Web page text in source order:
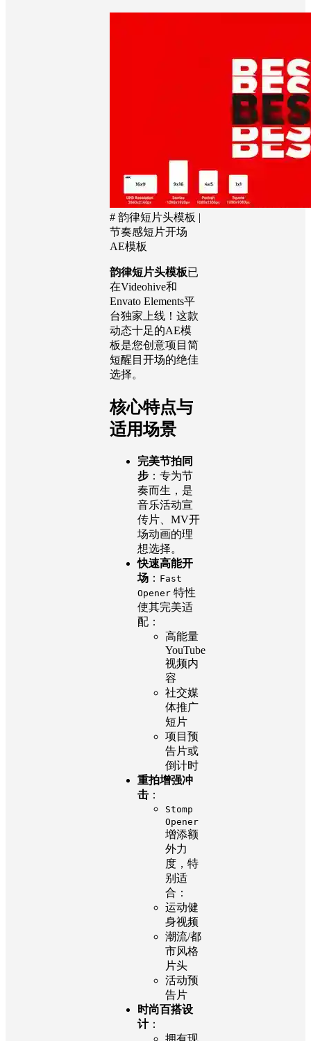
# 韵律短片头模板 |
节奏感短片开场
AE模板
韵律短片头模板已
在Videohive和
Envato Elements平
台独家上线！这款
动态十足的AE模
板是您创意项目简
短醒目开场的绝佳
选择。
核心特点与
适用场景
完美节拍同
步 ：专为节
奏而生，是
音乐活动宣
传片、MV开
场动画的理
想选择。
快速高能开
场 ： Fast
Opener 特性
使其完美适
配：
高能量
YouTube
视频内
容
社交媒
体推广
短片
项目预
告片或
倒计时
重拍增强冲
击 ：
Stomp
Opener
增添额
外力
度，特
别适
合：
运动健
身视频
潮流/都
市风格
片头
活动预
告片
时尚百搭设
计：
拥有现